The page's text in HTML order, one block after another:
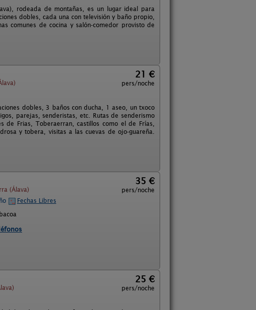
rodeada de montañas, es un lugar ideal para
dobles, cada una con televisión y baño propio,
comunes de cocina y salón-comedor provisto de
21 €
pers/noche
dobles, 3 baños con ducha, 1 aseo, un txoco
parejas, senderistas, etc. Rutas de senderismo
de Frias, Toberaerran, castillos como el de Frías,
y tobera, visitas a las cuevas de ojo-guareña.
(Álava)
35 €
pers/noche
Fechas Libres
25 €
pers/noche